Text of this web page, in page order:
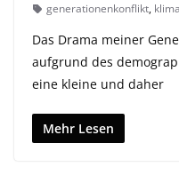
generationenkonflikt,
Das Drama meiner
aufgrund des
eine kleine und daher
Mehr Lesen